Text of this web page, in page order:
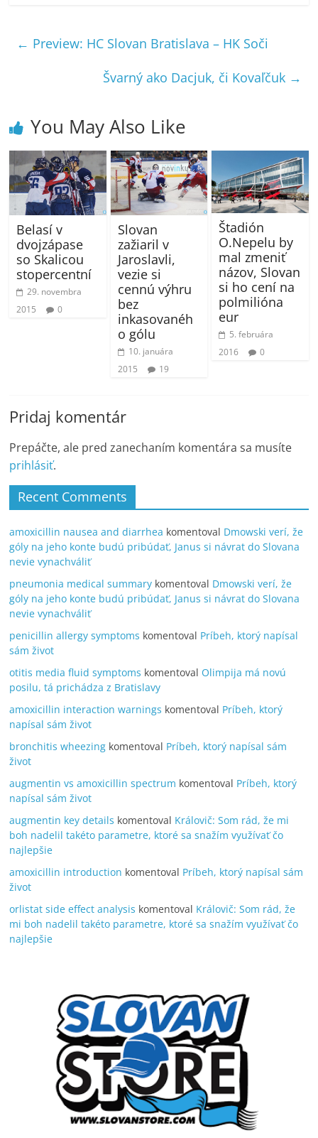
← Preview: HC Slovan Bratislava – HK Soči
Švarný ako Dacjuk, či Kovaľčuk →
You May Also Like
Belasí v
dvojzápase
so Skalicou
stopercentní
29. novembra
2015
0
Slovan
zažiaril v
Jaroslavli,
vezie si
cennú výhru
bez
inkasovanéh
o gólu
10. januára
2015
19
Štadión
O.Nepelu by
mal zmeniť
názov, Slovan
si ho cení na
polmilióna
eur
5. februára
2016
0
Pridaj komentár
Prepáčte, ale pred zanechaním komentára sa musíte
prihlásiť.
Recent Comments
amoxicillin nausea and diarrhea komentoval Dmowski verí, že
góly na jeho konte budú pribúdať, Janus si návrat do Slovana
nevie vynachváliť
pneumonia medical summary komentoval Dmowski verí, že
góly na jeho konte budú pribúdať, Janus si návrat do Slovana
nevie vynachváliť
penicillin allergy symptoms komentoval Príbeh, ktorý napísal
sám život
otitis media fluid symptoms komentoval Olimpija má novú
posilu, tá prichádza z Bratislavy
amoxicillin interaction warnings komentoval Príbeh, ktorý
napísal sám život
bronchitis wheezing komentoval Príbeh, ktorý napísal sám
život
augmentin vs amoxicillin spectrum komentoval Príbeh, ktorý
napísal sám život
augmentin key details komentoval Královič: Som rád, že mi
boh nadelil takéto parametre, ktoré sa snažím využívať čo
najlepšie
amoxicillin introduction komentoval Príbeh, ktorý napísal sám
život
orlistat side effect analysis komentoval Královič: Som rád, že
mi boh nadelil takéto parametre, ktoré sa snažím využívať čo
najlepšie